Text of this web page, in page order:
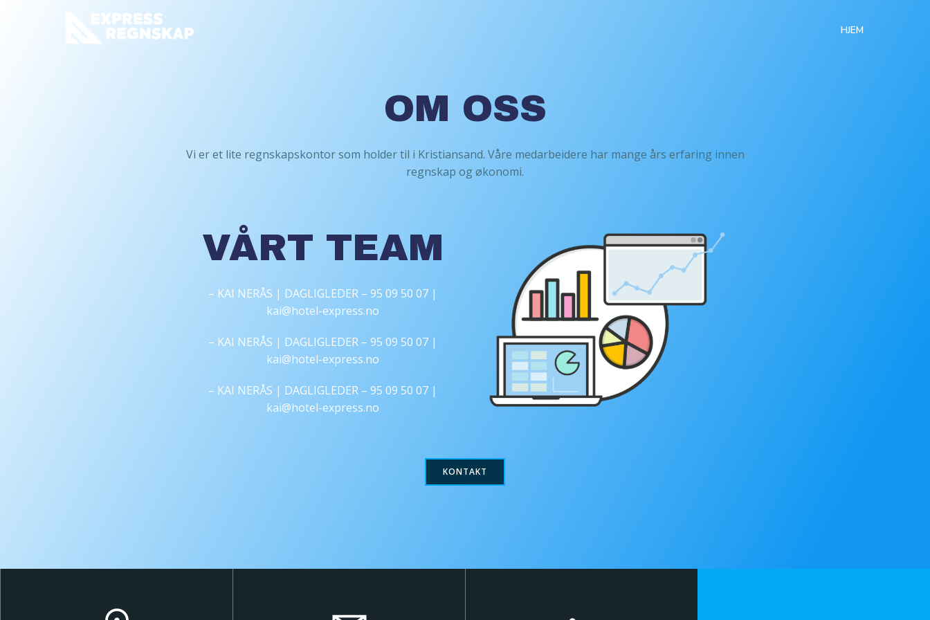
HJEM
OM OSS
Vi er et lite regnskapskontor som holder til i Kristiansand. Våre medarbeidere har mange års erfaring innen
regnskap og økonomi.
VÅRT TEAM
– KAI NERÅS | DAGLIGLEDER –95 09 50 07 |
kai@hotel-express.no
– KAI NERÅS | DAGLIGLEDER –95 09 50 07 |
kai@hotel-express.no
– KAI NERÅS | DAGLIGLEDER –95 09 50 07 |
kai@hotel-express.no
KONTAKT